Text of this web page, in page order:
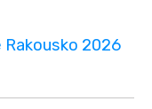
2026